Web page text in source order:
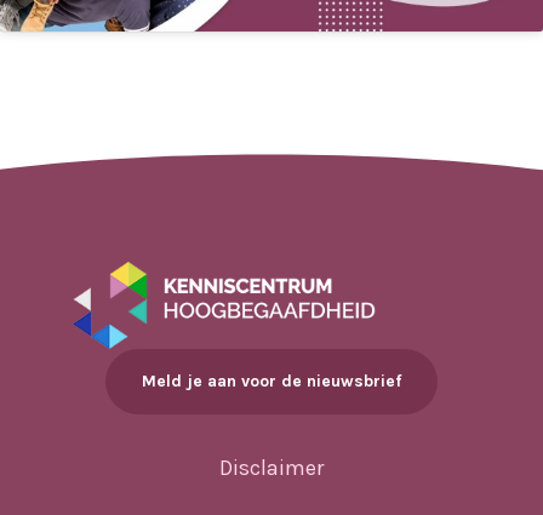
Meld je aan voor de nieuwsbrief
Disclaimer